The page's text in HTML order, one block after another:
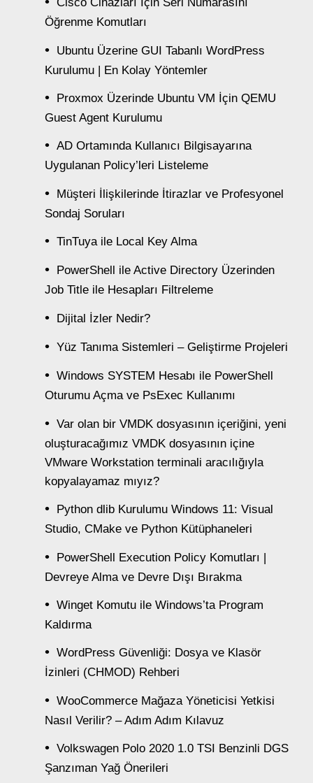
Cisco Cihazları İçin Seri Numarasını
Öğrenme Komutları
Ubuntu Üzerine GUI Tabanlı WordPress
Kurulumu | En Kolay Yöntemler
Proxmox Üzerinde Ubuntu VM İçin QEMU
Guest Agent Kurulumu
AD Ortamında Kullanıcı Bilgisayarına
Uygulanan Policy’leri Listeleme
Müşteri İlişkilerinde İtirazlar ve Profesyonel
Sondaj Soruları
TinTuya ile Local Key Alma
PowerShell ile Active Directory Üzerinden
Job Title ile Hesapları Filtreleme
Dijital İzler Nedir?
Yüz Tanıma Sistemleri – Geliştirme Projeleri
Windows SYSTEM Hesabı ile PowerShell
Oturumu Açma ve PsExec Kullanımı
Var olan bir VMDK dosyasının içeriğini, yeni
oluşturacağımız VMDK dosyasının içine
VMware Workstation terminali aracılığıyla
kopyalayamaz mıyız?
Python dlib Kurulumu Windows 11: Visual
Studio, CMake ve Python Kütüphaneleri
PowerShell Execution Policy Komutları |
Devreye Alma ve Devre Dışı Bırakma
Winget Komutu ile Windows’ta Program
Kaldırma
WordPress Güvenliği: Dosya ve Klasör
İzinleri (CHMOD) Rehberi
WooCommerce Mağaza Yöneticisi Yetkisi
Nasıl Verilir? – Adım Adım Kılavuz
Volkswagen Polo 2020 1.0 TSI Benzinli DGS
Şanzıman Yağ Önerileri